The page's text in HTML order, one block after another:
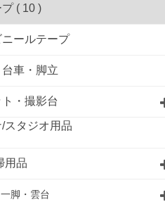
プ ( 10 )
ールテープ
車・脚立
・撮影台
スタジオ用品
用品
脚・雲台